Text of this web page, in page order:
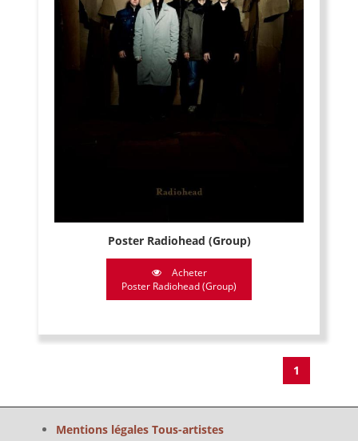
Poster Radiohead (Group)
Acheter
Poster Radiohead (Group)
1
Mentions légales Tous-artistes